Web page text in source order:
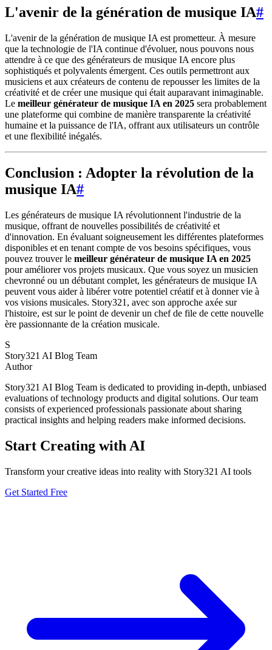
L'avenir de la génération de musique IA#
L'avenir de la génération de musique IA est prometteur. À mesure
que la technologie de l'IA continue d'évoluer, nous pouvons nous
attendre à ce que des générateurs de musique IA encore plus
sophistiqués et polyvalents émergent. Ces outils permettront aux
musiciens et aux créateurs de contenu de repousser les limites de la
créativité et de créer une musique qui était auparavant inimaginable.
Le meilleur générateur de musique IA en 2025 sera probablement
une plateforme qui combine de manière transparente la créativité
humaine et la puissance de l'IA, offrant aux utilisateurs un contrôle
et une flexibilité inégalés.
Conclusion : Adopter la révolution de la
musique IA#
Les générateurs de musique IA révolutionnent l'industrie de la
musique, offrant de nouvelles possibilités de créativité et
d'innovation. En évaluant soigneusement les différentes plateformes
disponibles et en tenant compte de vos besoins spécifiques, vous
pouvez trouver le meilleur générateur de musique IA en 2025
pour améliorer vos projets musicaux. Que vous soyez un musicien
chevronné ou un débutant complet, les générateurs de musique IA
peuvent vous aider à libérer votre potentiel créatif et à donner vie à
vos visions musicales. Story321, avec son approche axée sur
l'histoire, est sur le point de devenir un chef de file de cette nouvelle
ère passionnante de la création musicale.
S
Story321 AI Blog Team
Author
Story321 AI Blog Team is dedicated to providing in-depth, unbiased
evaluations of technology products and digital solutions. Our team
consists of experienced professionals passionate about sharing
practical insights and helping readers make informed decisions.
Start Creating with AI
Transform your creative ideas into reality with Story321 AI tools
Get Started Free